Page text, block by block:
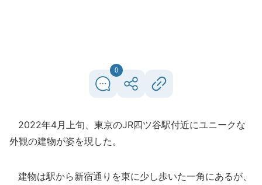
0
2022年4月上旬、東京のJR四ツ谷駅付近にユニークな
外観の建物が姿を現した。
建物は駅から新宿通りを東に少し歩いた一角にあるが、